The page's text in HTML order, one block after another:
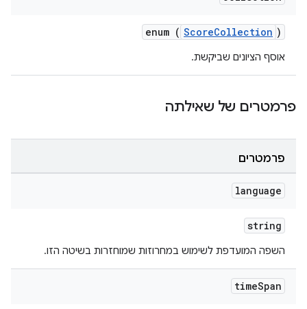
enum ( ScoreCollection )
אוסף הציונים שביקשת.
פרמטרים של שאילתה
פרמטרים
language
string
השפה המועדפת לשימוש במחרוזות שמוחזרות בשיטה הזו.
timeSpan